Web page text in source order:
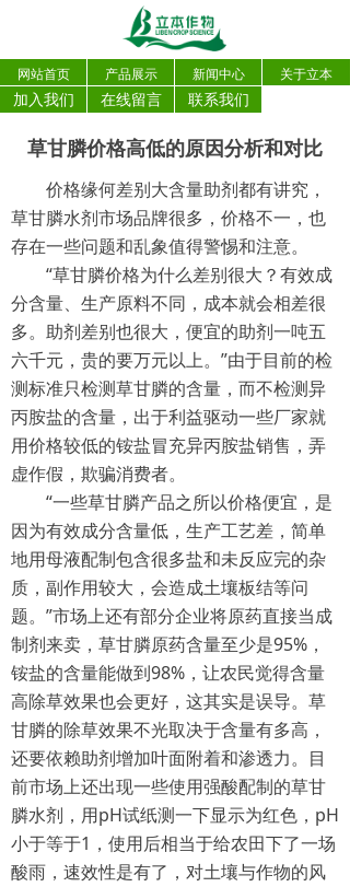
网站首页 产品展示 新闻中心 关于立本
加入我们 在线留言 联系我们
草甘膦价格高低的原因分析和对比
价格缘何差别大含量助剂都有讲究，
草甘膦水剂市场品牌很多，价格不一，也
存在一些问题和乱象值得警惕和注意。
“草甘膦价格为什么差别很大？有效成
分含量、生产原料不同，成本就会相差很
多。助剂差别也很大，便宜的助剂一吨五
六千元，贵的要万元以上。”由于目前的检
测标准只检测草甘膦的含量，而不检测异
丙胺盐的含量，出于利益驱动一些厂家就
用价格较低的铵盐冒充异丙胺盐销售，弄
虚作假，欺骗消费者。
“一些草甘膦产品之所以价格便宜，是
因为有效成分含量低，生产工艺差，简单
地用母液配制包含很多盐和未反应完的杂
质，副作用较大，会造成土壤板结等问
题。”市场上还有部分企业将原药直接当成
制剂来卖，草甘膦原药含量至少是95%，
铵盐的含量能做到98%，让农民觉得含量
高除草效果也会更好，这其实是误导。草
甘膦的除草效果不光取决于含量有多高，
还要依赖助剂增加叶面附着和渗透力。目
前市场上还出现一些使用强酸配制的草甘
膦水剂，用pH试纸测一下显示为红色，pH
小于等于1，使用后相当于给农田下了一场
酸雨，速效性是有了，对土壤与作物的风